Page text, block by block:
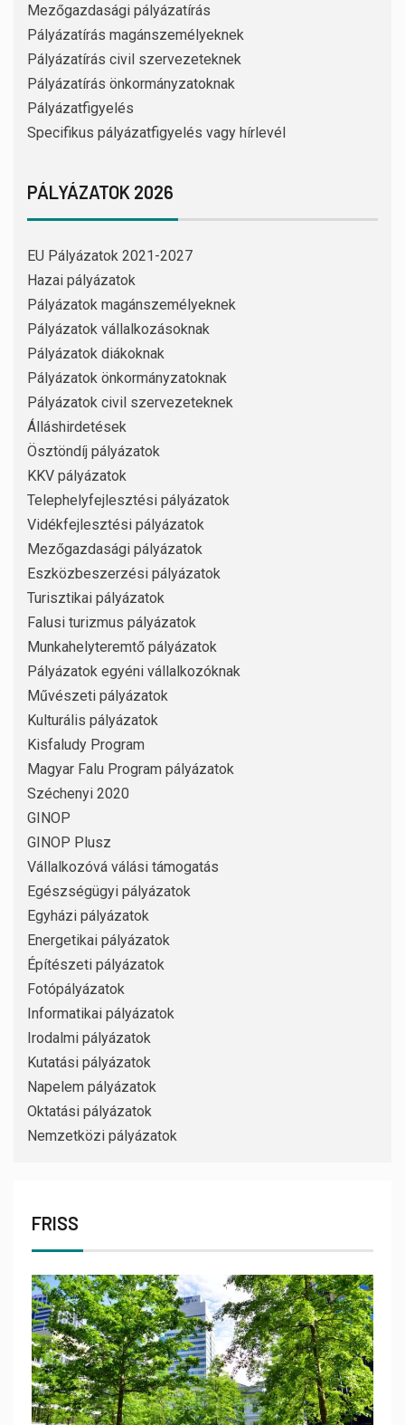
Mezőgazdasági pályázatírás
Pályázatírás magánszemélyeknek
Pályázatírás civil szervezeteknek
Pályázatírás önkormányzatoknak
Pályázatfigyelés
Specifikus pályázatfigyelés vagy hírlevél
PÁLYÁZATOK 2026
EU Pályázatok 2021-2027
Hazai pályázatok
Pályázatok magánszemélyeknek
Pályázatok vállalkozásoknak
Pályázatok diákoknak
Pályázatok önkormányzatoknak
Pályázatok civil szervezeteknek
Álláshirdetések
Ösztöndíj pályázatok
KKV pályázatok
Telephelyfejlesztési pályázatok
Vidékfejlesztési pályázatok
Mezőgazdasági pályázatok
Eszközbeszerzési pályázatok
Turisztikai pályázatok
Falusi turizmus pályázatok
Munkahelyteremtő pályázatok
Pályázatok egyéni vállalkozóknak
Művészeti pályázatok
Kulturális pályázatok
Kisfaludy Program
Magyar Falu Program pályázatok
Széchenyi 2020
GINOP
GINOP Plusz
Vállalkozóvá válási támogatás
Egészségügyi pályázatok
Egyházi pályázatok
Energetikai pályázatok
Építészeti pályázatok
Fotópályázatok
Informatikai pályázatok
Irodalmi pályázatok
Kutatási pályázatok
Napelem pályázatok
Oktatási pályázatok
Nemzetközi pályázatok
FRISS